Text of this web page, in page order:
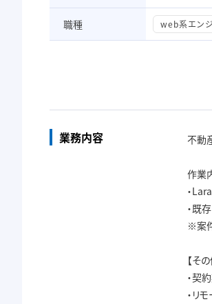
職種 web系エン
業務内容 不動
作業
・
・既
※案
【その
・契
・リ